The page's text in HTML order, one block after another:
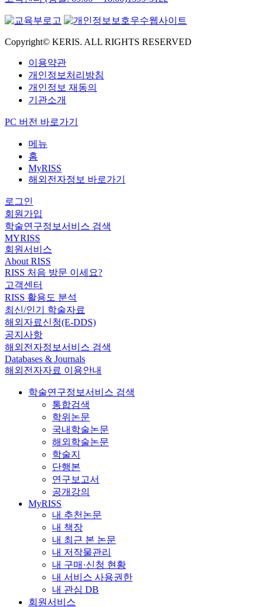
Copyright© KERIS. ALL RIGHTS RESERVED
이용약관
개인정보처리방침
개인정보 재동의
기관소개
PC 버전 바로가기
메뉴
홈
MyRISS
해외전자정보 바로가기
로그인
회원가입
학술연구정보서비스 검색
MYRISS
회원서비스
About RISS
RISS 처음 방문 이세요?
고객센터
RISS 활용도 분석
최신/인기 학술자료
해외자료신청(E-DDS)
공지사항
해외전자정보서비스 검색
Databases & Journals
해외전자자료 이용안내
학술연구정보서비스 검색
통합검색
학위논문
국내학술논문
해외학술논문
학술지
단행본
연구보고서
공개강의
MyRISS
내 추천논문
내 책장
내 최근 본 논문
내 저작물관리
내 구매·신청 현황
내 서비스 사용권한
내 관심 DB
회원서비스